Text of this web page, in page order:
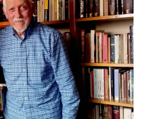
Rabón